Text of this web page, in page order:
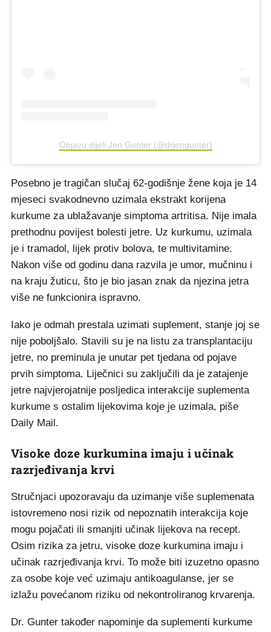
Objavu dijeli Jen Gunter (@drjengunter)
Posebno je tragičan slučaj 62-godišnje žene koja je 14
mjeseci svakodnevno uzimala ekstrakt korijena
kurkume za ublažavanje simptoma artritisa. Nije imala
prethodnu povijest bolesti jetre. Uz kurkumu, uzimala
je i tramadol, lijek protiv bolova, te multivitamine.
Nakon više od godinu dana razvila je umor, mučninu i
na kraju žuticu, što je bio jasan znak da njezina jetra
više ne funkcionira ispravno.
Iako je odmah prestala uzimati suplement, stanje joj se
nije poboljšalo. Stavili su je na listu za transplantaciju
jetre, no preminula je unutar pet tjedana od pojave
prvih simptoma. Liječnici su zaključili da je zatajenje
jetre najvjerojatnije posljedica interakcije suplementa
kurkume s ostalim lijekovima koje je uzimala, piše
Daily Mail.
Visoke doze kurkumina imaju i učinak
razrjeđivanja krvi
Stručnjaci upozoravaju da uzimanje više suplemenata
istovremeno nosi rizik od nepoznatih interakcija koje
mogu pojačati ili smanjiti učinak lijekova na recept.
Osim rizika za jetru, visoke doze kurkumina imaju i
učinak razrjeđivanja krvi. To može biti izuzetno opasno
za osobe koje već uzimaju antikoagulanse, jer se
izlažu povećanom riziku od nekontroliranog krvarenja.
Dr. Gunter također napominje da suplementi kurkume